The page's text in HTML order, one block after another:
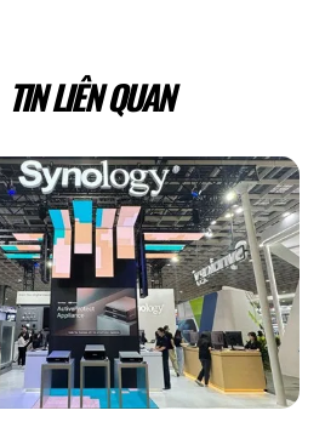
TIN LIÊN QUAN